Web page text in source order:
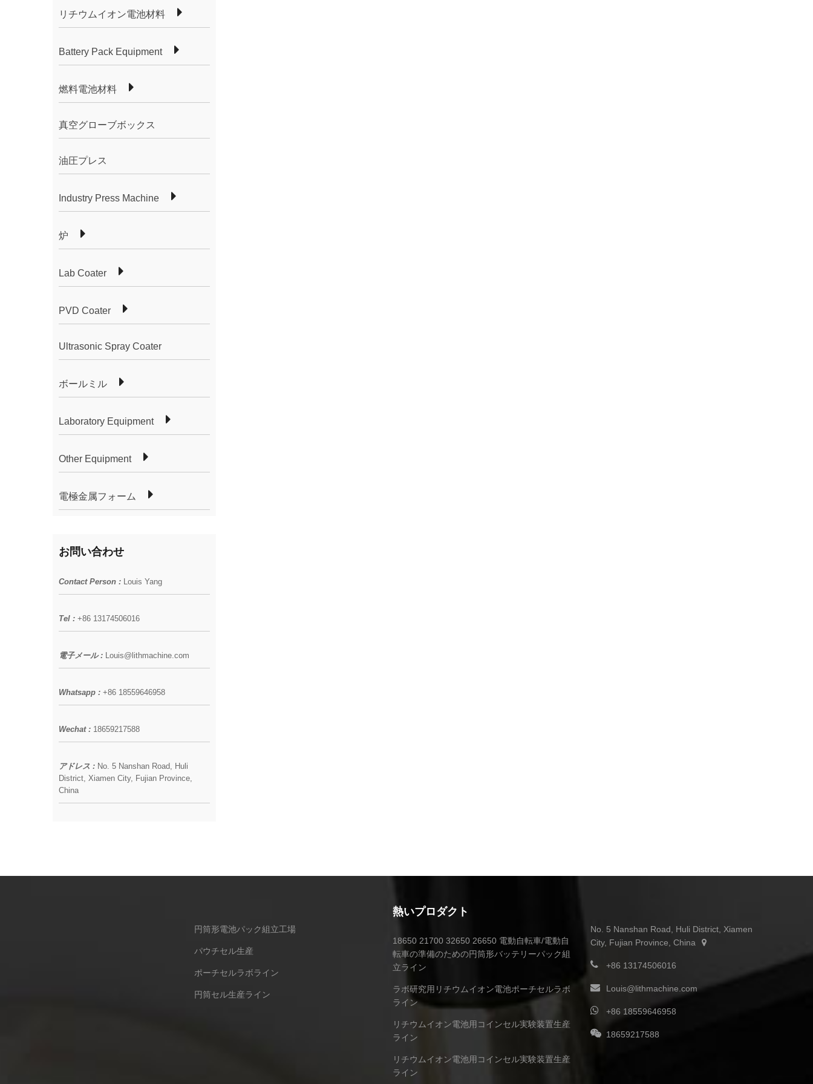
リチウムイオン電池材料
Battery Pack Equipment
燃料電池材料
真空グローブボックス
油圧プレス
Industry Press Machine
炉
Lab Coater
PVD Coater
Ultrasonic Spray Coater
ボールミル
Laboratory Equipment
Other Equipment
電極金属フォーム
お問い合わせ
Contact Person : Louis Yang
Tel : +86 13174506016
電子メール : Louis@lithmachine.com
Whatsapp : +86 18559646958
Wechat : 18659217588
アドレス : No. 5 Nanshan Road, Huli
District, Xiamen City, Fujian Province,
China
円筒形電池パック組立工場
パウチセル生産
ポーチセルラボライン
円筒セル生産ライン
熱いプロダクト
18650 21700 32650 26650 電動自転車/電動自
転車の準備のための円筒形バッテリーパック組
立ライン
ラボ研究用リチウムイオン電池ポーチセルラボ
ライン
リチウムイオン電池用コインセル実験装置生産
ライン
リチウムイオン電池用コインセル実験装置生産
ライン
No. 5 Nanshan Road, Huli District, Xiamen
City, Fujian Province, China
+86 13174506016
Louis@lithmachine.com
+86 18559646958
18659217588